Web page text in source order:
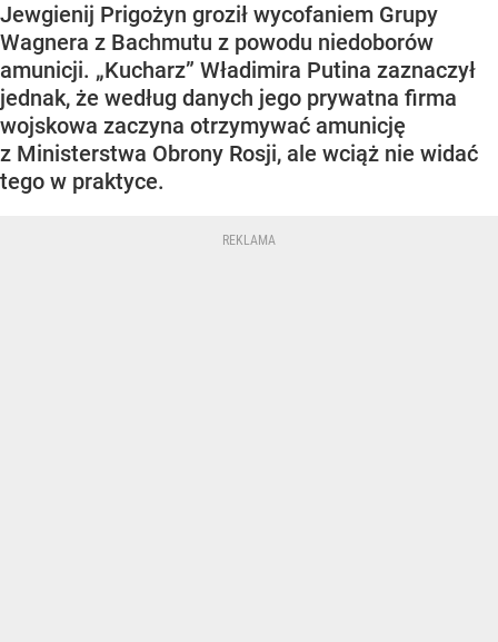
Jewgienij Prigożyn groził wycofaniem Grupy
Wagnera z Bachmutu z powodu niedoborów
amunicji. „Kucharz” Władimira Putina zaznaczył
jednak, że według danych jego prywatna firma
wojskowa zaczyna otrzymywać amunicję
z Ministerstwa Obrony Rosji, ale wciąż nie widać
tego w praktyce.